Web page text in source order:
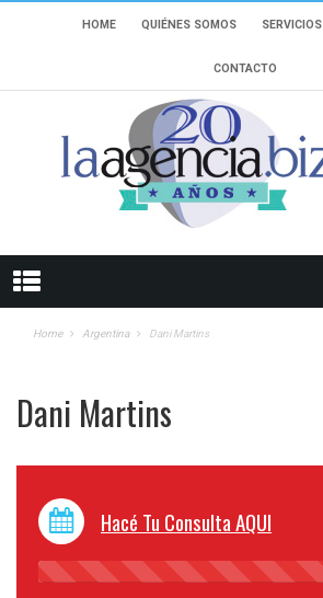
HOME QUIÉNES SOMOS SERVICIOS
CONTACTO
Home Argentina Dani Martins
Dani Martins
Hacé Tu Consulta AQUI
45%